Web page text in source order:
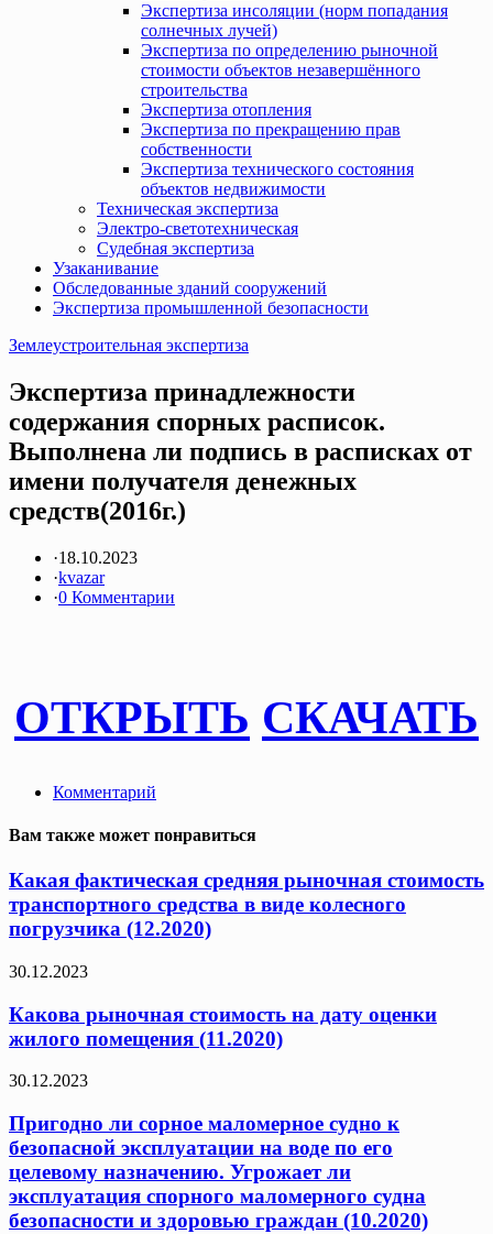
Экспертиза инсоляции (норм попадания
солнечных лучей)
Экспертиза по определению рыночной
стоимости объектов незавершённого
строительства
Экспертиза отопления
Экспертиза по прекращению прав
собственности
Экспертиза технического состояния
объектов недвижимости
Техническая экспертиза
Электро-светотехническая
Судебная экспертиза
Узаканивание
Обследованные зданий сооружений
Экспертиза промышленной безопасности
Землеустроительная экспертиза
Экспертиза принадлежности
содержания спорных расписок.
Выполнена ли подпись в расписках от
имени получателя денежных
средств(2016г.)
·18.10.2023
·kvazar
·0 Комментарии
ОТКРЫТЬ СКАЧАТЬ
Комментарий
Вам также может понравиться
Какая фактическая средняя рыночная стоимость
транспортного средства в виде колесного
погрузчика (12.2020)
30.12.2023
Какова рыночная стоимость на дату оценки
жилого помещения (11.2020)
30.12.2023
Пригодно ли сорное маломерное судно к
безопасной эксплуатации на воде по его
целевому назначению. Угрожает ли
эксплуатация спорного маломерного судна
безопасности и здоровью граждан (10.2020)